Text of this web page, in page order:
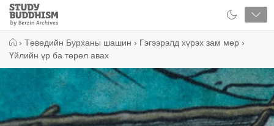
Close
Study
Buddhism
› Төвөдийн Бурханы шашин › Гэгээрэлд хүрэх зам мөр ›
Үйлийн үр ба төрөл авах